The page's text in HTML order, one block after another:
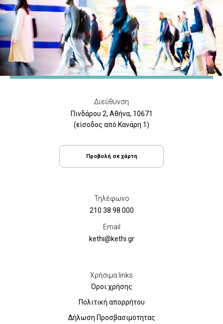
Διεύθυνση
Πινδάρου 2, Αθήνα, 10671
(είσοδος από Κανάρη 1)
Προβολή σε χάρτη
Τηλέφωνο
210 38 98 000
Email
kethi@kethi.gr
Χρήσιμα links
Όροι χρήσης
Πολιτική απορρήτου
Δήλωση Προσβασιμότητας